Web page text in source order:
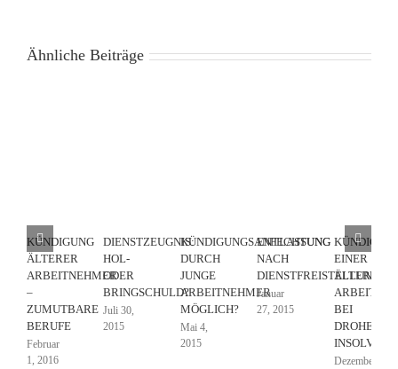
Ähnliche Beiträge
KÜNDIGUNG
ÄLTERER
ARBEITNEHMER
–
ZUMUTBARE
BERUFE
Februar
1, 2016
DIENSTZEUGNIS:
HOL-
ODER
BRINGSCHULD?
Juli 30,
2015
KÜNDIGUNGSANFECHTUNG
DURCH
JUNGE
ARBEITNEHMER
MÖGLICH?
Mai 4,
2015
ENTLASSUNG
NACH
DIENSTFREISTELLUNG
Januar
27, 2015
EINER
ÄLTEREN
BEI
INSOLVENZ
Dezember